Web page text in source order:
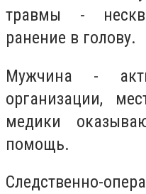
травмы -
ранение в голову.
Мужчина -
организации,
медики
помощь.
Следственно-